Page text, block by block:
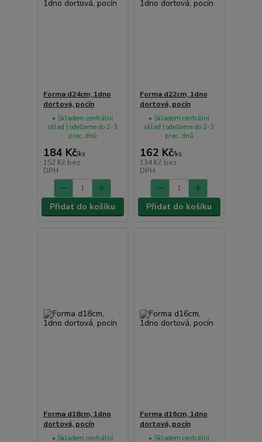
Forma d24cm, 1dno
dortová, pocín
184 Kč/ks
152 Kč bez
DPH
• Skladem centrální
sklad | odešleme do 2-3
prac. dnů
Přidat do košíku
Forma d22cm, 1dno
dortová, pocín
162 Kč/ks
134 Kč bez
DPH
• Skladem centrální
sklad | odešleme do 2-3
prac. dnů
Přidat do košíku
Forma d18cm, 1dno
dortová, pocín
• Skladem centrální
Forma d16cm, 1dno
dortová, pocín
• Skladem centrální